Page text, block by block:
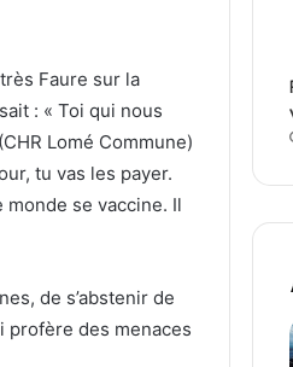
Faure sur la
: « Toi qui nous
Lomé Commune)
tu vas les payer.
monde se vaccine. Il
de s’abstenir de
profère des menaces